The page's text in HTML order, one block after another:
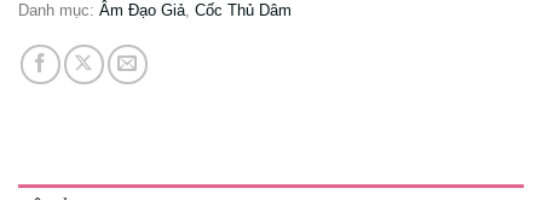
Danh mục: Âm Đạo Giả, Cốc Thủ Dâm